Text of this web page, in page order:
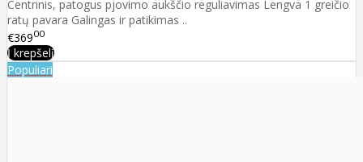
Centrinis, patogus pjovimo aukščio reguliavimas Lengva 1 greičio
ratų pavara Galingas ir patikimas ..
€36900
Į krepšelį
Populiari